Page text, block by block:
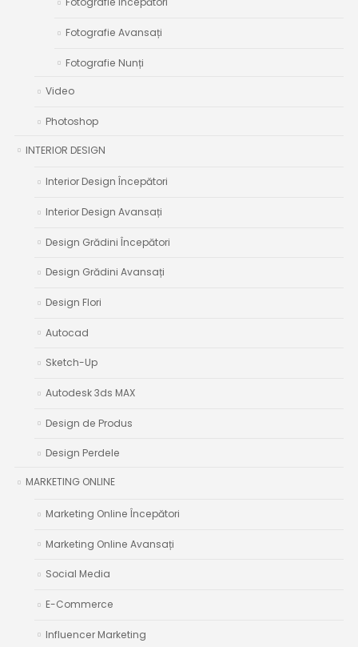
Fotografie Avansați
Fotografie Nunți
Video
Photoshop
INTERIOR DESIGN
Interior Design Începători
Interior Design Avansați
Design Grădini Începători
Design Grădini Avansați
Design Flori
Autocad
Sketch-Up
Autodesk 3ds MAX
Design de Produs
Design Perdele
MARKETING ONLINE
Marketing Online Începători
Marketing Online Avansați
Social Media
E-Commerce
Influencer Marketing